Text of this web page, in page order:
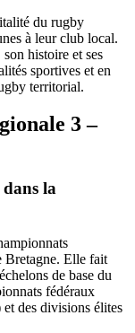
du rugby
à leur club local.
histoire et ses
sportives et en
territorial.
3 –
dans la
Bretagne. Elle fait
de base du
fédéraux
des divisions élites